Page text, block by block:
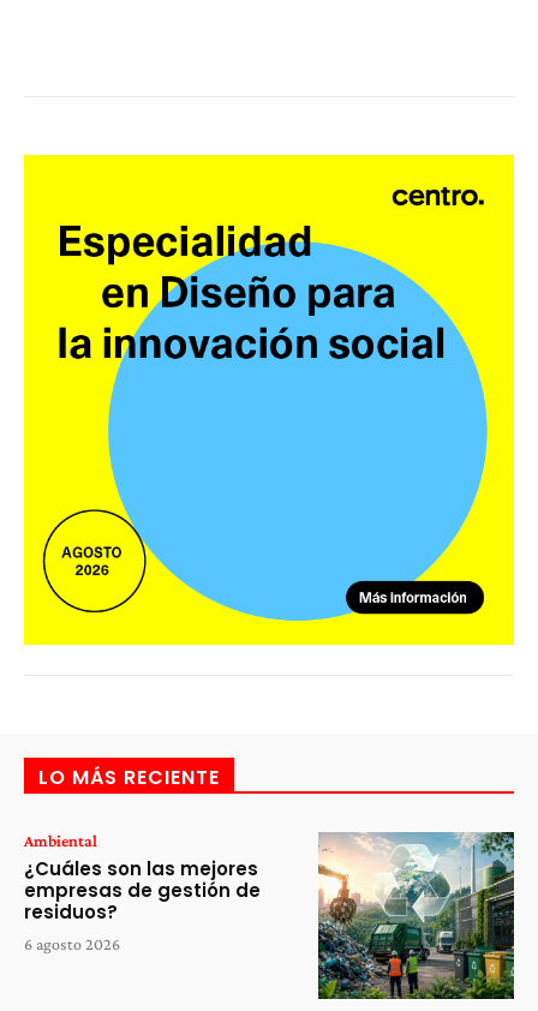
LO MÁS RECIENTE
Ambiental
¿Cuáles son las mejores
empresas de gestión de
residuos?
6 agosto 2026